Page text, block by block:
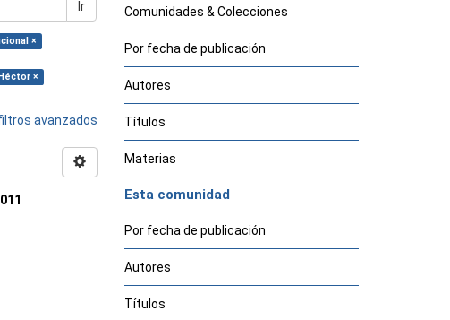
Ir
×
×
avanzados
Comunidades & Colecciones
Por fecha de publicación
Autores
Títulos
Materias
Esta comunidad
Por fecha de publicación
Autores
Títulos